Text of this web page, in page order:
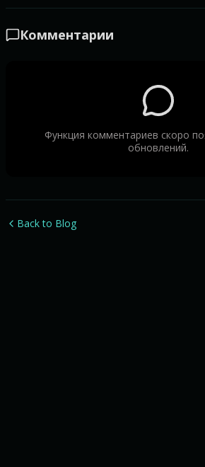
Комментарии
Функция комментариев скоро
обновлений.
Back to Blog